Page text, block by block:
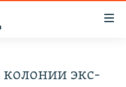
колонии экс-